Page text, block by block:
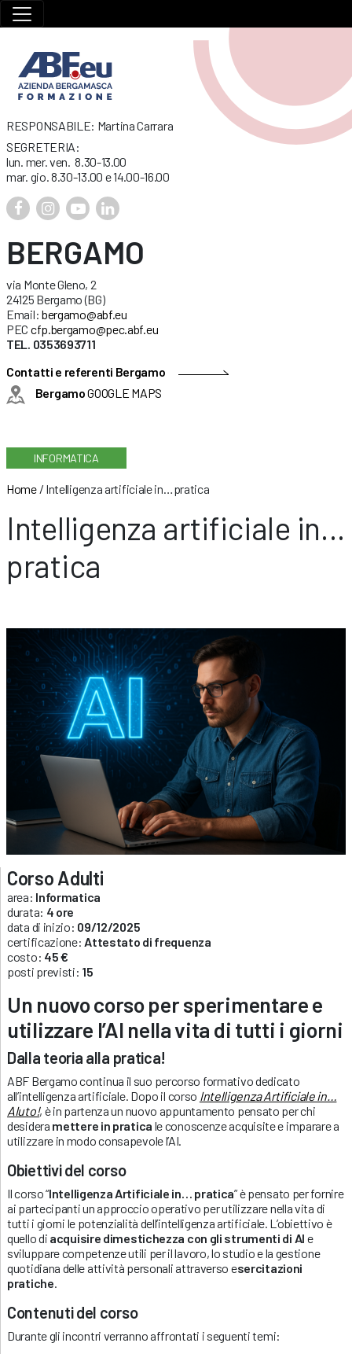
RESPONSABILE: Martina Carrara
SEGRETERIA:
lun. mer. ven. 8.30-13.00
mar. gio. 8.30-13.00 e 14.00-16.00
BERGAMO
via Monte Gleno, 2
24125 Bergamo (BG)
Email: bergamo@abf.eu
PEC cfp.bergamo@pec.abf.eu
TEL. 0353693711
Contatti e referenti Bergamo
BergamoGOOGLE MAPS
INFORMATICA
Home/ Intelligenza artificiale in…pratica
Intelligenza artificiale in…
pratica
Corso Adulti
area: Informatica
durata: 4 ore
data di inizio: 09/12/2025
certificazione: Attestato di frequenza
costo: 45 €
posti previsti: 15
Un nuovo corso per sperimentare e
utilizzare l’AI nella vita di tutti i giorni
Dalla teoria alla pratica!
ABF Bergamo continua il suo percorso formativo dedicato
all’intelligenza artificiale. Dopo il corso Intelligenza Artificiale in…
AIuto!, è in partenza un nuovo appuntamento pensato per chi
desidera mettere in pratica le conoscenze acquisite e imparare a
utilizzare in modo consapevole l’AI.
Obiettivi del corso
Il corso “Intelligenza Artificiale in… pratica” è pensato per fornire
ai partecipanti un approccio operativo per utilizzare nella vita di
tutti i giorni le potenzialità dell’intelligenza artificiale. L’obiettivo è
quello di acquisire dimestichezza con gli strumenti di AI e
sviluppare competenze utili per il lavoro, lo studio e la gestione
quotidiana delle attività personali attraverso esercitazioni
pratiche
Contenuti del corso
Durante gli incontri verranno affrontati i seguenti temi: